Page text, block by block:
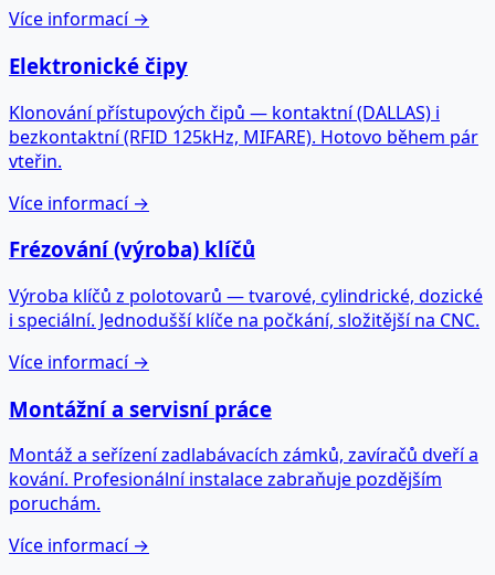
Více informací →
Elektronické čipy
Klonování přístupových čipů — kontaktní (DALLAS) i
bezkontaktní (RFID 125kHz, MIFARE). Hotovo během pár
vteřin.
Více informací →
Frézování (výroba) klíčů
Výroba klíčů z polotovarů — tvarové, cylindrické, dozické
i speciální. Jednodušší klíče na počkání, složitější na CNC.
Více informací →
Montážní a servisní práce
Montáž a seřízení zadlabávacích zámků, zavíračů dveří a
kování. Profesionální instalace zabraňuje pozdějším
poruchám.
Více informací →